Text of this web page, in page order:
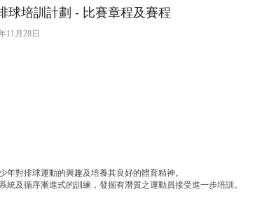
球培訓計劃 - 比賽章程及賽程
11月28日
年對排球運動的興趣及培養其良好的體育精神。
統及循序漸進式的訓練，發掘有潛質之運動員接受進一步培訓。